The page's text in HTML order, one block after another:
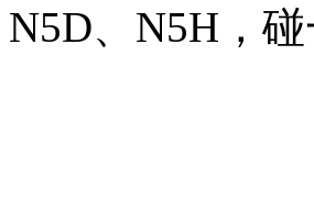
N5D、N5H，